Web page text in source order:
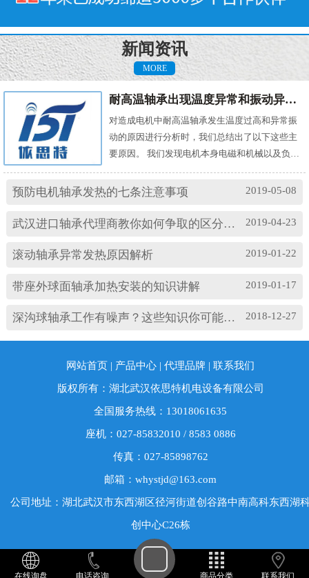
新闻资讯
MORE
耐高温轴承出现温度异常和振动异常的原因有哪些？
对造成电机中耐高温轴承发生温度过高和异常振
动的原因进行分析时，我们总结出了以下这些主
要原因。 我们发现电机本身电磁和机械以及负载
振动产生影响。其中造成温度过高的原因主要
松；(3)轴承与轴套配合过松；(4)润滑油有杂质；
损坏等。 另外，造成耐高温轴承出现异常振...
2019-05-08
预防电机轴承发热的七条注意事项
2019-04-23
武汉进口轴承代理商教你如何争取的区分高速轴承和低速轴承
2019-01-22
滚动轴承异常发热原因解析
2019-01-17
带座外球面轴承加热安装的知识讲解
2018-12-27
深沟球轴承工作有噪声？这些知识你可能忽略了
网站首页 | 产品中心 |代理品牌 |联系我们
版权所有：湖北武汉依思特机电设备有限公司
全国服务热线：13018061635
座机：027-85832010 / 8583 0886
传真：027-85898762
邮箱：whystjd@163.com
公司地址：湖北武汉市东西湖区径河街道创谷路中南高科东西湖
创中心C26栋
在线询盘 电话咨询 商品分类 联系我们